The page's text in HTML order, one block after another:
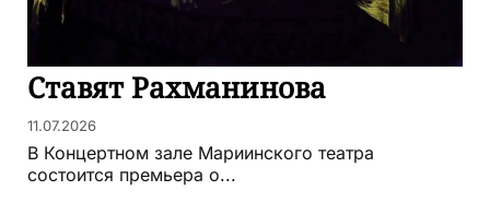
Ставят Рахманинова
11.07.2026
В Концертном зале Мариинского театра
состоится премьера о...